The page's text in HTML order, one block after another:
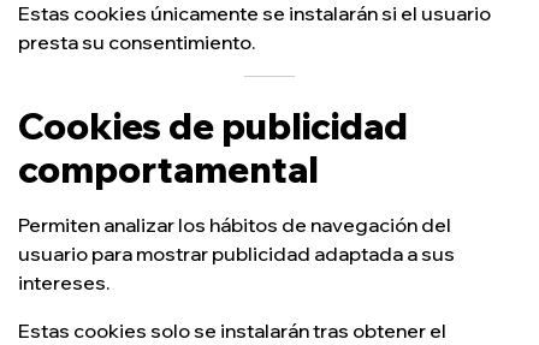
Estas cookies únicamente se instalarán si el usuario
presta su consentimiento.
Cookies de publicidad
comportamental
Permiten analizar los hábitos de navegación del
usuario para mostrar publicidad adaptada a sus
intereses.
Estas cookies solo se instalarán tras obtener el